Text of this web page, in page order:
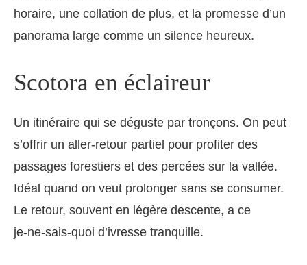
horaire, une collation de plus, et la promesse d’un
panorama large comme un silence heureux.
Scotora en éclaireur
Un itinéraire qui se déguste par tronçons. On peut
s’offrir un aller‑retour partiel pour profiter des
passages forestiers et des percées sur la vallée.
Idéal quand on veut prolonger sans se consumer.
Le retour, souvent en légère descente, a ce
je‑ne‑sais‑quoi d’ivresse tranquille.